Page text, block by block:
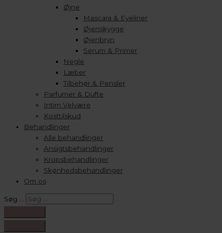
Øjne
Mascara & Eyeliner
Øjenskygge
Øjenbryn
Serum & Primer
Negle
Læber
Tilbehør & Pensler
Parfumer & Dufte
Intim Velvære
Kosttilskud
Behandlinger
Alle behandlinger
Ansigtsbehandlinger
Kropsbehandlinger
Skønhedsbehandlinger
Om os
Søg …